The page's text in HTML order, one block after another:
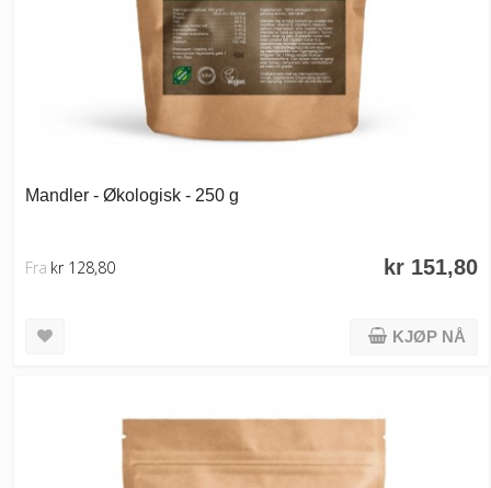
Mandler - Økologisk - 250 g
kr 151,80
Fra kr 128,80
KJØP NÅ